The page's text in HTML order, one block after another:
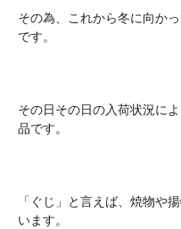
その為、これから冬に向か
です。
その日その日の入荷状況に
品です。
「ぐじ」と言えば、焼物や
います。